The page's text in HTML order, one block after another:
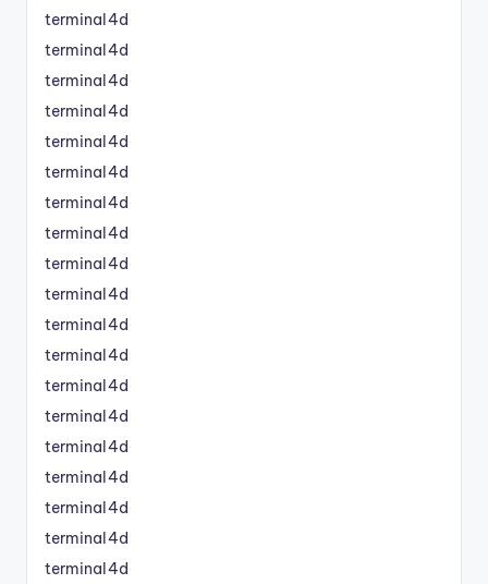
terminal4d
terminal4d
terminal4d
terminal4d
terminal4d
terminal4d
terminal4d
terminal4d
terminal4d
terminal4d
terminal4d
terminal4d
terminal4d
terminal4d
terminal4d
terminal4d
terminal4d
terminal4d
terminal4d